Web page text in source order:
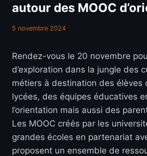
autour des MOOC
5 novembre 2024
Rendez-vous le 20 novembre
d’exploration dans la jungle des
métiers à destination des élèves
lycées, des équipes éducatives
l’orientation mais aussi des
Les MOOC créés par les
grandes écoles en partenariat
proposent un ensemble de